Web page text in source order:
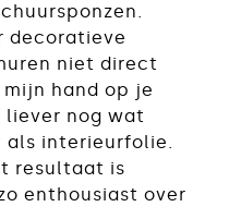
decoratieve
niet direct
hand op je
nog wat
als interieurfolie.
resultaat is
enthousiast over